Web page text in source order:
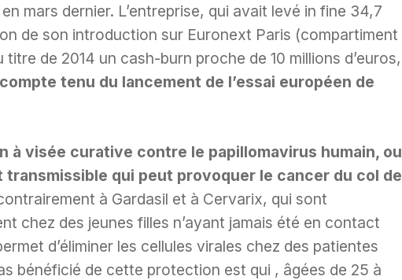
mars dernier. L’entreprise, qui avait levé in fine 34,7
de son introduction sur Euronext Paris (compartiment
de 2014 un cash-burn proche de 10 millions d’euros,
tenu du lancement de l’essai européen de
à visée curative contre le papillomavirus humain, ou
transmissible qui peut provoquer le cancer du col de
à Gardasil et à Cervarix, qui sont
chez des jeunes filles n’ayant jamais été en contact
d’éliminer les cellules virales chez des patientes
bénéficié de cette protection est qui , âgées de 25 à